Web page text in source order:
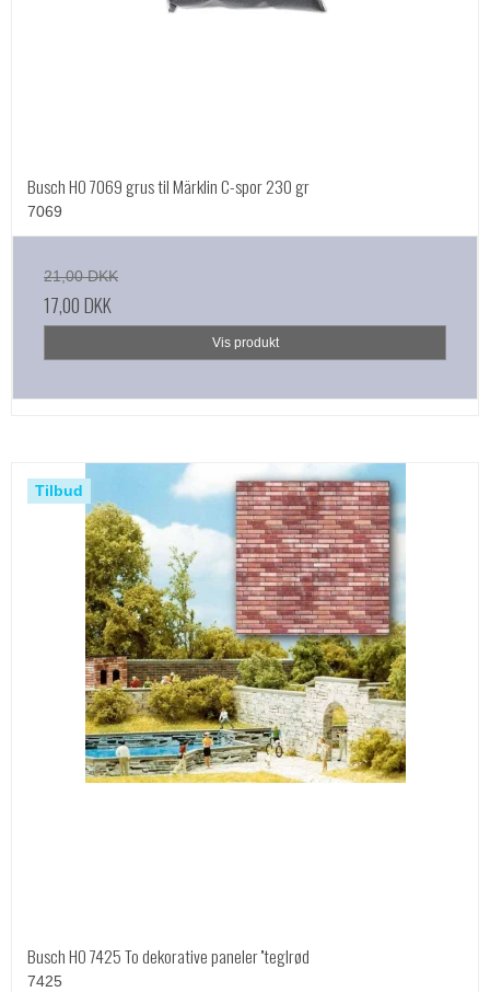
Busch HO 7069 grus til Märklin C-spor 230 gr
7069
21,00 DKK
17,00 DKK
Vis produkt
Tilbud
Busch HO 7425 To dekorative paneler ''teglrød
7425